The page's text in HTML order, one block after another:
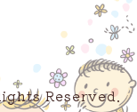
Reserved.